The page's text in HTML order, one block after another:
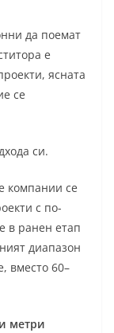
да поемат
е
ясната
се
си.
компании се
с по-
в ранен етап
диапазон
вместо 60–
метри